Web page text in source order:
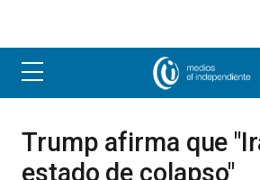
Trump afirma que
estado de colapso"